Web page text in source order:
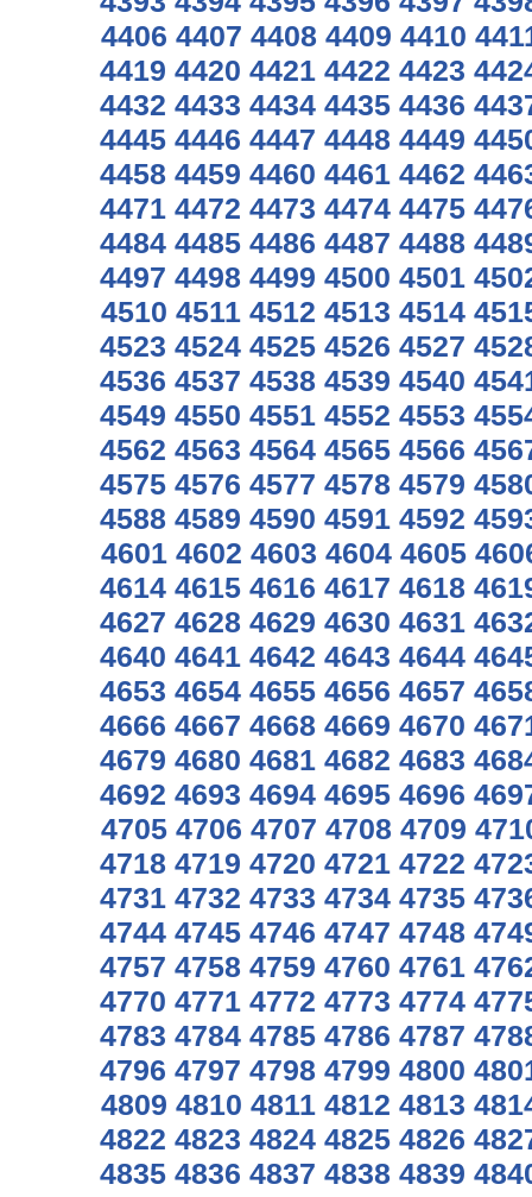
4406 4407 4408 4409 4410
4419 4420 4421 4422 4423
4432 4433 4434 4435 4436
4445 4446 4447 4448 4449
4458 4459 4460 4461 4462
4471 4472 4473 4474 4475
4484 4485 4486 4487 4488
4497 4498 4499 4500 4501
4510 4511 4512 4513 4514
4523 4524 4525 4526 4527
4536 4537 4538 4539 4540
4549 4550 4551 4552 4553
4562 4563 4564 4565 4566
4575 4576 4577 4578 4579
4588 4589 4590 4591 4592
4601 4602 4603 4604 4605
4614 4615 4616 4617 4618
4627 4628 4629 4630 4631
4640 4641 4642 4643 4644
4653 4654 4655 4656 4657
4666 4667 4668 4669 4670
4679 4680 4681 4682 4683
4692 4693 4694 4695 4696
4705 4706 4707 4708 4709
4718 4719 4720 4721 4722
4731 4732 4733 4734 4735
4744 4745 4746 4747 4748
4757 4758 4759 4760 4761
4770 4771 4772 4773 4774
4783 4784 4785 4786 4787
4796 4797 4798 4799 4800
4809 4810 4811 4812 4813
4822 4823 4824 4825 4826
4835 4836 4837 4838 4839